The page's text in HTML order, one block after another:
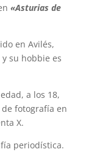
«Asturias de
en Avilés,
su hobbie es
a los 18,
fotografía en
X.
periodística.